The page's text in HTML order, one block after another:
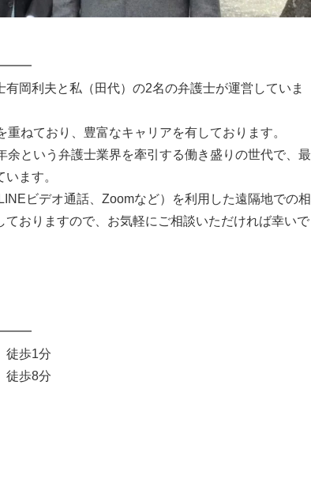
岡利夫と私（田代）の2名の弁護士が運営していま
ねており、豊富なキャリアを有しております。
余という弁護士業界を牽引する働き盛りの世代で、最
ます。
ビデオ通話、Zoomなど）を利用した遠隔地での相
おりますので、お気軽にご相談いただければ幸いで
徒歩1分
徒歩8分